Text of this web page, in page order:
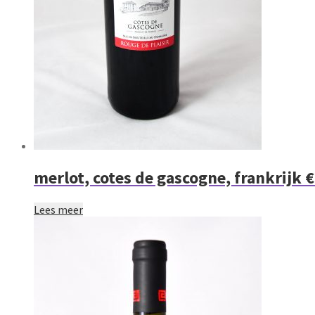
merlot, cotes de gascogne, frankrijk
Lees meer